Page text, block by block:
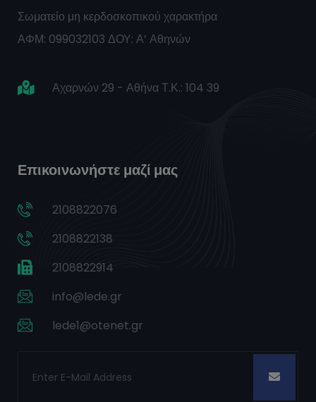
Σωματείο μη κερδοσκοπικού χαρακτήρα
ΑΦΜ: 099032103 ΔΟΥ: Α’ Αθηνών
Αχαρνών 29 - Αθήνα Τ.Κ.: 104 39
Επικοινωνήστε μαζί μας
2108822076
2108822138
2108822914
info@lede.gr
lede1@otenet.gr